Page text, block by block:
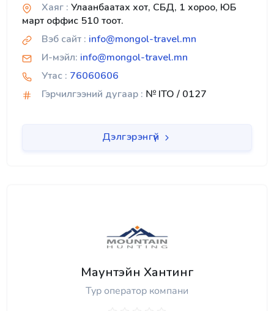
Хаяг : Улаанбаатах хот, СБД, 1 хороо, ЮБ
март оффис 510 тоот.
Вэб сайт : info@mongol-travel.mn
И-мэйл: info@mongol-travel.mn
Утас : 76060606
Гэрчилгээний дугаар : № ITO / 0127
Дэлгэрэнгүй
Маунтэйн Хантинг
Тур оператор компани